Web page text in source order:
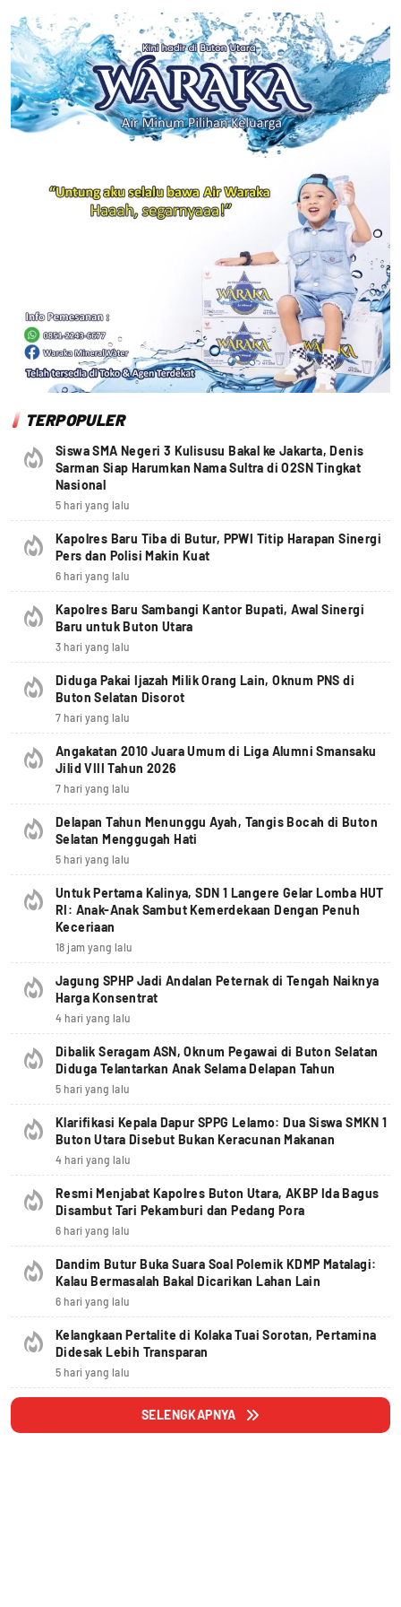
TERPOPULER
Siswa SMA Negeri 3 Kulisusu Bakal ke Jakarta, Denis
Sarman Siap Harumkan Nama Sultra di O2SN Tingkat
Nasional
5 hari yang lalu
Kapolres Baru Tiba di Butur, PPWI Titip Harapan Sinergi
Pers dan Polisi Makin Kuat
6 hari yang lalu
Kapolres Baru Sambangi Kantor Bupati, Awal Sinergi
Baru untuk Buton Utara
3 hari yang lalu
Diduga Pakai Ijazah Milik Orang Lain, Oknum PNS di
Buton Selatan Disorot
7 hari yang lalu
Angakatan 2010 Juara Umum di Liga Alumni Smansaku
Jilid VIII Tahun 2026
7 hari yang lalu
Delapan Tahun Menunggu Ayah, Tangis Bocah di Buton
Selatan Menggugah Hati
5 hari yang lalu
Untuk Pertama Kalinya, SDN 1 Langere Gelar Lomba HUT
RI: Anak-Anak Sambut Kemerdekaan Dengan Penuh
Keceriaan
18 jam yang lalu
Jagung SPHP Jadi Andalan Peternak di Tengah Naiknya
Harga Konsentrat
4 hari yang lalu
Dibalik Seragam ASN, Oknum Pegawai di Buton Selatan
Diduga Telantarkan Anak Selama Delapan Tahun
5 hari yang lalu
Klarifikasi Kepala Dapur SPPG Lelamo: Dua Siswa SMKN 1
Buton Utara Disebut Bukan Keracunan Makanan
4 hari yang lalu
Resmi Menjabat Kapolres Buton Utara, AKBP Ida Bagus
Disambut Tari Pekamburi dan Pedang Pora
6 hari yang lalu
Dandim Butur Buka Suara Soal Polemik KDMP Matalagi:
Kalau Bermasalah Bakal Dicarikan Lahan Lain
6 hari yang lalu
Kelangkaan Pertalite di Kolaka Tuai Sorotan, Pertamina
Didesak Lebih Transparan
5 hari yang lalu
SELENGKAPNYA